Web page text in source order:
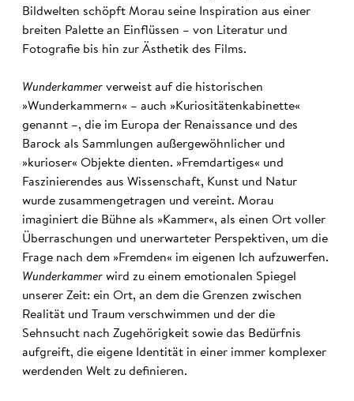
Bildwelten schöpft Morau seine Inspiration aus einer
breiten Palette an Einflüssen – von Literatur und
Fotografie bis hin zur Ästhetik des Films.
Wunderkammer verweist auf die historischen
»Wunderkammern« – auch »Kuriositätenkabinette«
genannt –, die im Europa der Renaissance und des
Barock als Sammlungen außergewöhnlicher und
»kurioser« Objekte dienten. »Fremdartiges« und
Faszinierendes aus Wissenschaft, Kunst und Natur
wurde zusammengetragen und vereint. Morau
imaginiert die Bühne als »Kammer«, als einen Ort voller
Überraschungen und unerwarteter Perspektiven, um die
Frage nach dem »Fremden« im eigenen Ich aufzuwerfen.
Wunderkammer wird zu einem emotionalen Spiegel
unserer Zeit: ein Ort, an dem die Grenzen zwischen
Realität und Traum verschwimmen und der die
Sehnsucht nach Zugehörigkeit sowie das Bedürfnis
aufgreift, die eigene Identität in einer immer komplexer
werdenden Welt zu definieren.